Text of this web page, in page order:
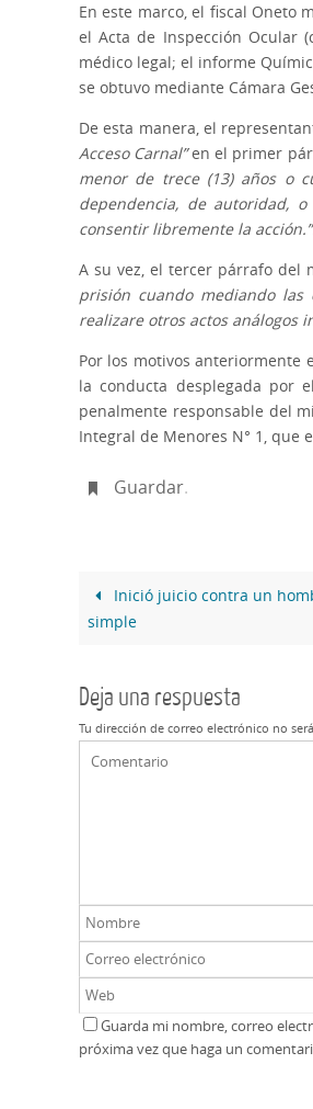
En este marco, el fiscal Oneto
el Acta de Inspección Ocular
médico legal; el informe
se obtuvo mediante Cámara
De esta manera, el
Acceso Carnal”en el primer
menor de trece (13) años o
dependencia, de autoridad,
consentir libremente la
A su vez, el tercer párrafo del
prisión cuando mediando
realizare otros actos análogos
Por los motivos anteriormente
la conducta desplegada por
penalmente responsable del
Integral de Menores N° 1, que
Guardar.
Inició juicio contra un
simple
Deja una respuesta
Tu dirección de correo electrónico no
Guarda mi nombre, correo
próxima vez que haga un